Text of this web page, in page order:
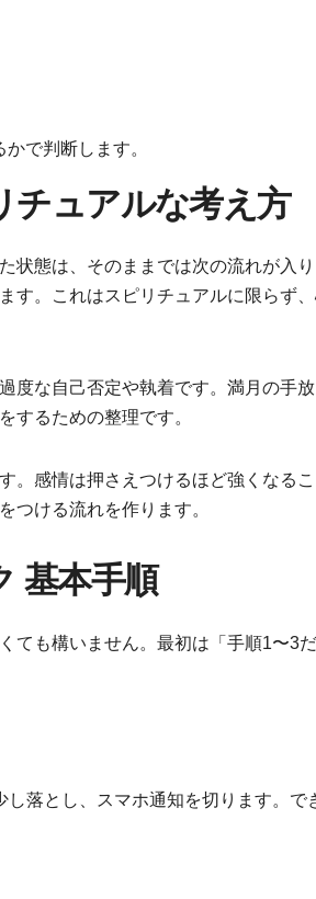
で判断します。
チュアルな考え方
状態は、そのままでは次の流れが入
す。これはスピリチュアルに限らず
度な自己否定や執着です。満月の手
するための整理です。
。感情は押さえつけるほど強くなる
つける流れを作ります。
基本手順
ても構いません。最初は「手順1〜3だ
落とし、スマホ通知を切ります。で